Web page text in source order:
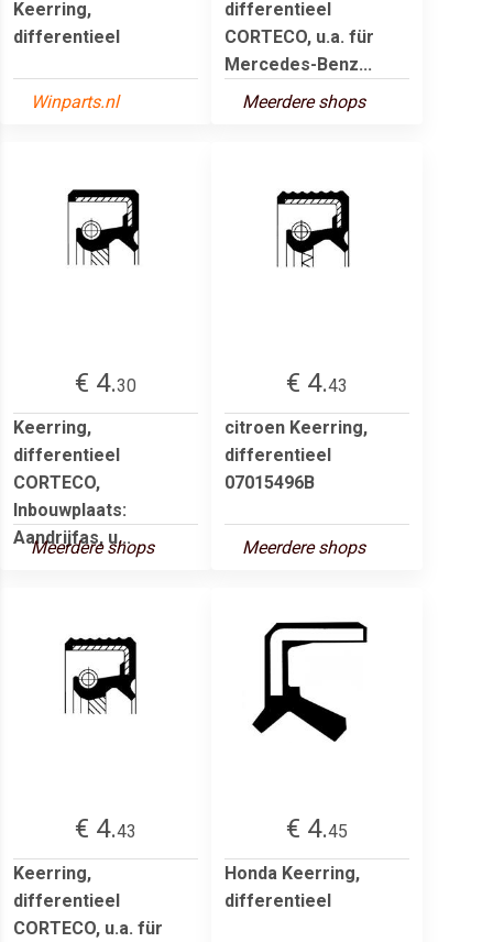
Keerring,
differentieel
Winparts.nl
differentieel
CORTECO, u.a. für
Mercedes-Benz...
Meerdere shops
€ 4.30
Keerring,
differentieel
CORTECO,
Inbouwplaats:
Aandrijfas, u...
Meerdere shops
€ 4.43
citroen Keerring,
differentieel
07015496B
Meerdere shops
€ 4.43
Keerring,
differentieel
CORTECO, u.a. für
€ 4.45
Honda Keerring,
differentieel